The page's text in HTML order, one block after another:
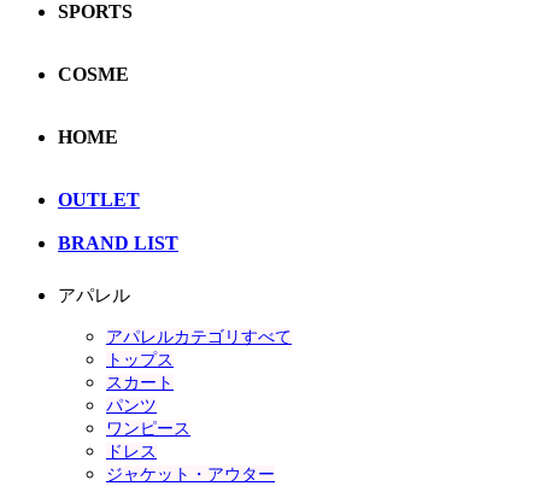
SPORTS
COSME
HOME
OUTLET
BRAND LIST
アパレル
アパレルカテゴリすべて
トップス
スカート
パンツ
ワンピース
ドレス
ジャケット・アウター